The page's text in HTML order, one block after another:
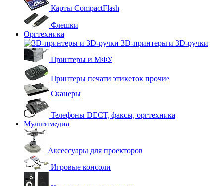
Карты CompactFlash
Флешки
Оргтехника
3D-принтеры и 3D-ручки
Принтеры и МФУ
Принтеры печати этикеток прочие
Сканеры
Телефоны DECT, факсы, оргтехника
Мультимедиа
Аксессуары для проекторов
Игровые консоли